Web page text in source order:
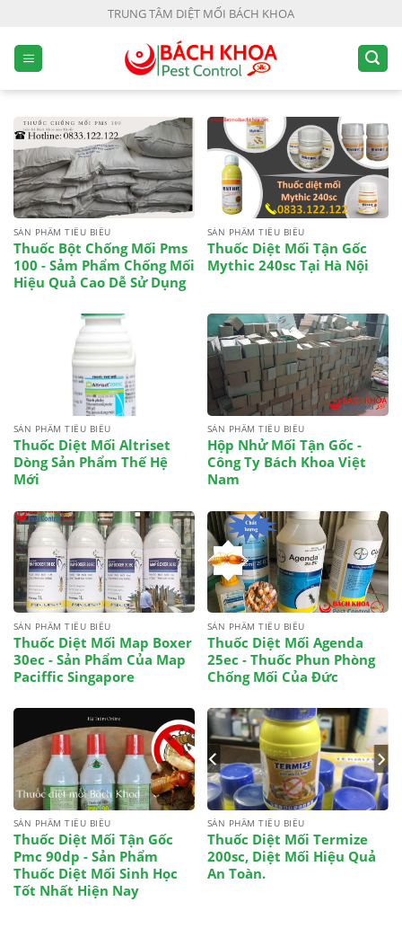
TRUNG TÂM DIỆT MỐI BÁCH KHOA
SẢN PHẨM TIÊU BIỂU
Thuốc Bột Chống Mối Pms
100 - Sảm Phẩm Chống Mối
Hiệu Quả Cao Dễ Sử Dụng
SẢN PHẨM TIÊU BIỂU
Thuốc Diệt Mối Tận Gốc
Mythic 240sc Tại Hà Nội
SẢN PHẨM TIÊU BIỂU
Thuốc Diệt Mối Altriset
Dòng Sản Phẩm Thế Hệ
Mới
SẢN PHẨM TIÊU BIỂU
Hộp Nhử Mối Tận Gốc -
Công Ty Bách Khoa Việt
Nam
SẢN PHẨM TIÊU BIỂU
Thuốc Diệt Mối Map Boxer
30ec - Sản Phẩm Của Map
Paciffic Singapore
SẢN PHẨM TIÊU BIỂU
Thuốc Diệt Mối Agenda
25ec - Thuốc Phun Phòng
Chống Mối Của Đức
SẢN PHẨM TIÊU BIỂU
Thuốc Diệt Mối Tận Gốc
Pmc 90dp - Sản Phẩm
Thuốc Diệt Mối Sinh Học
Tốt Nhất Hiện Nay
SẢN PHẨM TIÊU BIỂU
Thuốc Diệt Mối Termize
200sc, Diệt Mối Hiệu Quả
An Toàn.